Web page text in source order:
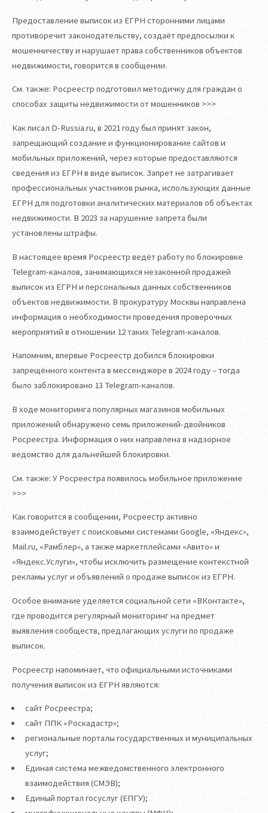
Предоставление выписок из ЕГРН сторонними лицами
противоречит законодательству, создаёт предпосылки к
мошенничеству и нарушает права собственников объектов
недвижимости, говорится в сообщении.
См. также: Росреестр подготовил методичку для граждан о
способах защиты недвижимости от мошенников >>>
Как писал D-Russia.ru, в 2021 году был принят закон,
запрещающий создание и функционирование сайтов и
мобильных приложений, через которые предоставляются
сведения из ЕГРН в виде выписок. Запрет не затрагивает
профессиональных участников рынка, использующих данные
ЕГРН для подготовки аналитических материалов об объектах
недвижимости. В 2023 за нарушение запрета были
установлены штрафы.
В настоящее время Росреестр ведёт работу по блокировке
Telegram-каналов, занимающихся незаконной продажей
выписок из ЕГРН и персональных данных собственников
объектов недвижимости. В прокуратуру Москвы направлена
информация о необходимости проведения проверочных
мероприятий в отношении 12 таких Telegram-каналов.
Напомним, впервые Росреестр добился блокировки
запрещённого контента в мессенджере в 2024 году – тогда
было заблокировано 13 Telegram-каналов.
В ходе мониторинга популярных магазинов мобильных
приложений обнаружено семь приложений-двойников
Росреестра. Информация о них направлена в надзорное
ведомство для дальнейшей блокировки.
См. также: У Росреестра появилось мобильное приложение
>>>
Как говорится в сообщении, Росреестр активно
взаимодействует с поисковыми системами Google, «Яндекс»,
Mail.ru, «Рамблер», а также маркетплейсами «Авито» и
«Яндекс.Услуги», чтобы исключить размещение контекстной
рекламы услуг и объявлений о продаже выписок из ЕГРН.
Особое внимание уделяется социальной сети «ВКонтакте»,
где проводится регулярный мониторинг на предмет
выявления сообществ, предлагающих услуги по продаже
выписок.
Росреестр напоминает, что официальными источниками
получения выписок из ЕГРН являются:
сайт Росреестра;
сайт ППК «Роскадастр»;
региональные порталы государственных и муниципальных
услуг;
Единая система межведомственного электронного
взаимодействия (СМЭВ);
Единый портал госуслуг (ЕПГУ);